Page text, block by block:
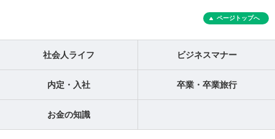
ページトップへ
社会人ライフ ビジネスマナー
内定・入社 卒業・卒業旅行
お金の知識